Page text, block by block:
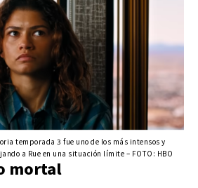
temporada 3 fue uno de los más intensos y
a Rue en una situación límite – FOTO: HBO
mortal